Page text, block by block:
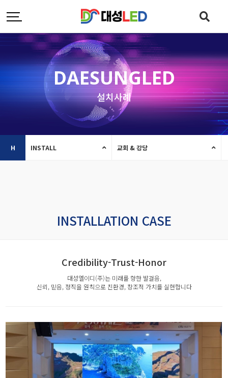
DAESUNGLED
설치사례
H INSTALL 교회 & 강당
INSTALLATION CASE
Credibility-Trust-Honor
대성엘이디(주)는 미래를 향한 발걸음,
신뢰, 믿음, 정직을 원칙으로 친환경, 창조적 가치를 실현합니다